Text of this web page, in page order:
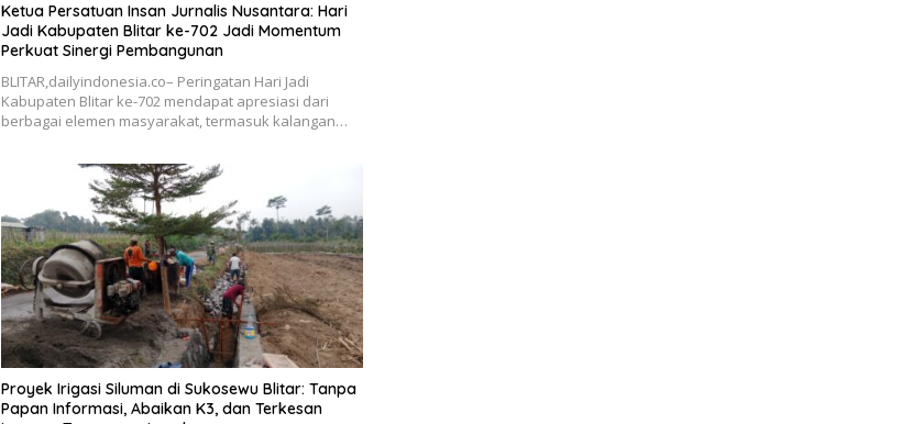
Ketua Persatuan Insan Jurnalis Nusantara: Hari
Jadi Kabupaten Blitar ke-702 Jadi Momentum
Perkuat Sinergi Pembangunan
BLITAR,dailyindonesia.co– Peringatan Hari Jadi
Kabupaten Blitar ke-702 mendapat apresiasi dari
berbagai elemen masyarakat, termasuk kalangan…
Proyek Irigasi Siluman di Sukosewu Blitar: Tanpa
Papan Informasi, Abaikan K3, dan Terkesan